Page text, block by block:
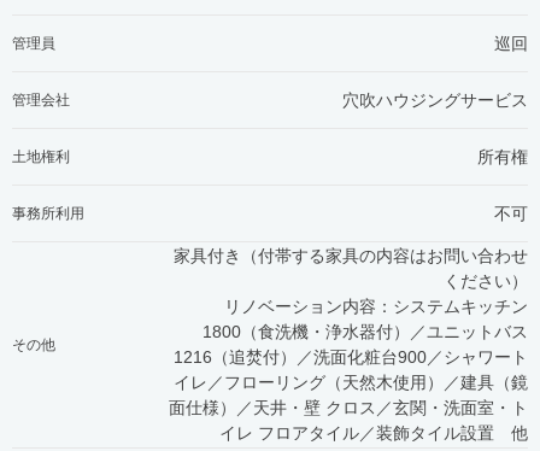
管理員 巡回
管理会社 穴吹ハウジングサービス
土地権利 所有権
事務所利用 不可
その他
家具付き（付帯する家具の内容はお問い合わせ
ください）
リノベーション内容：システムキッチン
1800（食洗機・浄水器付）／ユニットバス
1216（追焚付）／洗面化粧台900／シャワート
イレ／フローリング（天然木使用）／建具（鏡
面仕様）／天井・壁 クロス／玄関・洗面室・ト
イレ フロアタイル／装飾タイル設置 他